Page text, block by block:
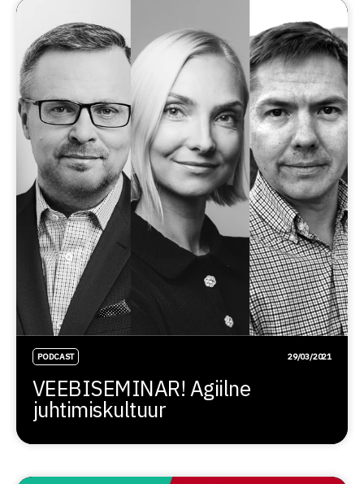
PODCAST 29/03/2021
VEEBISEMINAR! Agiilne
juhtimiskultuur